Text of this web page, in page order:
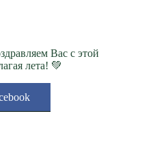
Вас с этой
лета! 💚